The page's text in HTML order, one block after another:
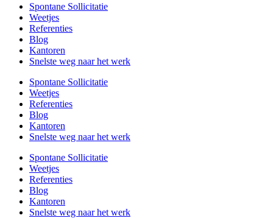
Spontane Sollicitatie
Weetjes
Referenties
Blog
Kantoren
Snelste weg naar het werk
Spontane Sollicitatie
Weetjes
Referenties
Blog
Kantoren
Snelste weg naar het werk
Spontane Sollicitatie
Weetjes
Referenties
Blog
Kantoren
Snelste weg naar het werk